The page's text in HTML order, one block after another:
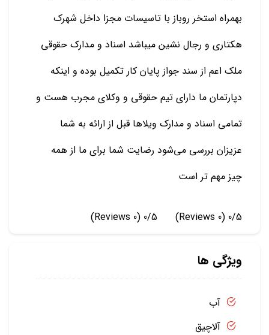
بهمراه استخر روباز با تاسیسات مجزا داخل شهرک
هکتاری و رجال نشین میباشد اسناد و مدارک حقوقی
ملک اعم از سند جواز پایان کار تکمیل بوده و اینکه
دپارتمان ما دارای تیم حقوقی و وکلای مجرب هست و
تمامی اسناد و مدارک ویلاها قبل از ارائه به شما
عزیزان بررسی می‌شود رضایت شما برای ما از همه
چیز مهم تر است
0/5
(0 Reviews)
0/5
(0 Reviews)
ویژگی ها
آب
آلاچیق